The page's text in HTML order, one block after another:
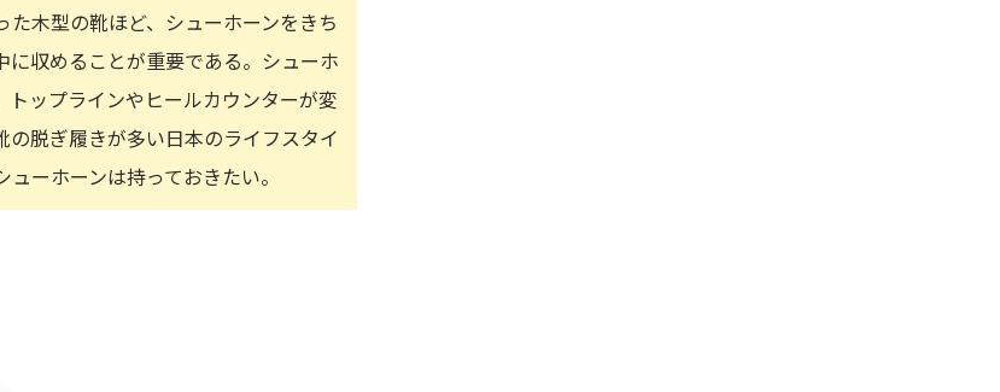
木型の靴ほど、シューホーンをきち
収めることが重要である。シューホ
ップラインやヒールカウンターが変
脱ぎ履きが多い日本のライフスタイ
ーホーンは持っておきたい。